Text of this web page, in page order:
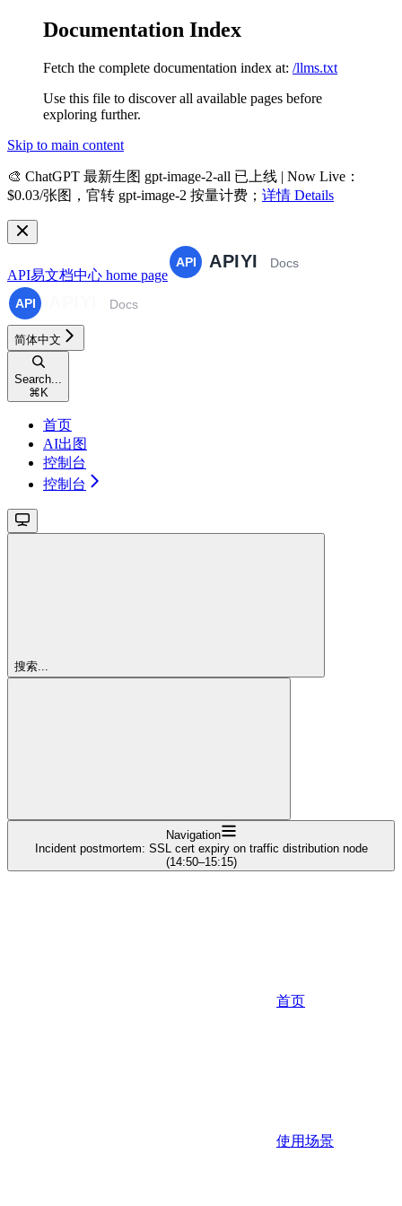
Documentation Index
Fetch the complete documentation index at: /llms.txt
Use this file to discover all available pages before
exploring further.
Skip to main content
🎨 ChatGPT 最新生图 gpt-image-2-all 已上线 | Now Live ：
$0.03/张图，官转 gpt-image-2 按量计费； 详情 Details
API易文档中心 home page
简体中文
Search...
⌘ K
首页
AI出图
控制台
控制台
搜索...
Navigation
Incident postmortem: SSL cert expiry on traffic distribution node
(14:50–15:15)
首页
使用场景